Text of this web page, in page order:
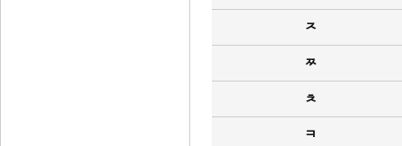
ㅈ
ㅉ
ㅊ
ㅋ